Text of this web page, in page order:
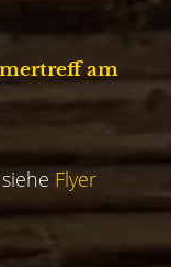
am
Flyer